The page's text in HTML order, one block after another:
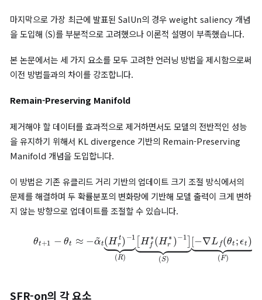
기존 머신 언러닝 방법들의 한계 극복
예를 들어 Fine-Tuning의 경우 (F) 요소를 고려하지 않아 효과적
러닝 성능을 보장하기 어려웠습니다. Gradient Ascent 방식의
(R) 요소를 고려하지 않아 제거하지 않은 데이터셋에 대한 성능을
하기 어려웠고, Random Labeling과 BadTeacher
할 수 있었지만 remaining data에 대한 성능 유지가 어려웠습니
을 도입해 (S)를 부분적으로 고려했으나 이론적 설명이 부족했습